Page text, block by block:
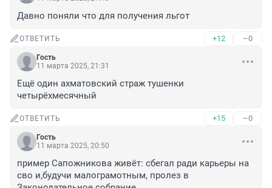
Давно поняли что для получения льгот
ОТВЕТИТЬ +12 –0
Гость
11 марта 2025, 21:31
Ещё один ахматовский страж тушенки
четырёхмесячный
ОТВЕТИТЬ +15 –0
Гость
11 марта 2025, 20:50
пример Сапожникова живёт: сбегал ради карьеры на
сво и,будучи малограмотным, пролез в